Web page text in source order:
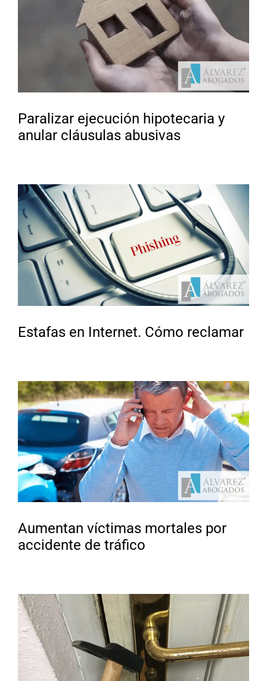
Paralizar ejecución hipotecaria y
anular cláusulas abusivas
Estafas en Internet. Cómo reclamar
Aumentan víctimas mortales por
accidente de tráfico